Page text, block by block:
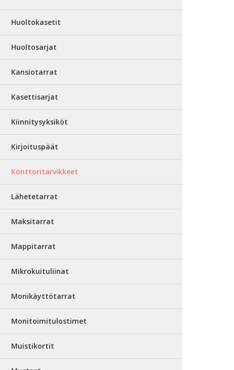
Huoltokasetit
Huoltosarjat
Kansiotarrat
Kasettisarjat
Kiinnitysyksiköt
Kirjoituspäät
Konttoritarvikkeet
Lähetetarrat
Maksitarrat
Mappitarrat
Mikrokuituliinat
Monikäyttötarrat
Monitoimitulostimet
Muistikortit